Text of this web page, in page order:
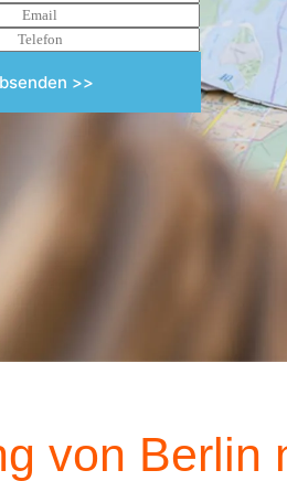
>>
von Berlin